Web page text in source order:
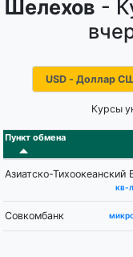
Шелехов -
Курсы
Пункт обмена
Азиатско-Тихоокеанский
кв-
Совкомбанк